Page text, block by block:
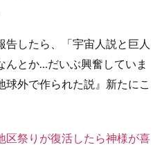
したら、「宇宙人説と巨人
んとか…だいぶ興奮していま
球外で作られた説』 新たにこ
区祭りが復活したら神様が喜